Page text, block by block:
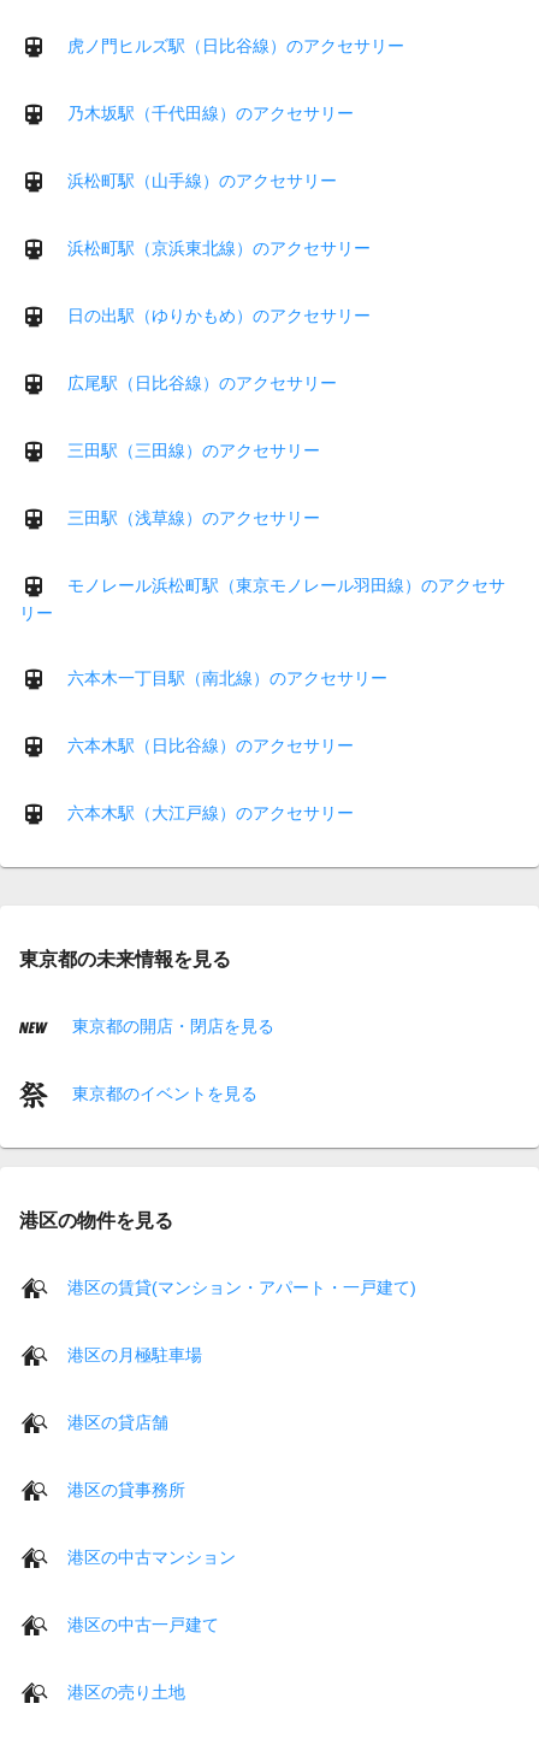
虎ノ門ヒルズ駅（日比谷線）のアクセサリー
乃木坂駅（千代田線）のアクセサリー
浜松町駅（山手線）のアクセサリー
浜松町駅（京浜東北線）のアクセサリー
日の出駅（ゆりかもめ）のアクセサリー
広尾駅（日比谷線）のアクセサリー
三田駅（三田線）のアクセサリー
三田駅（浅草線）のアクセサリー
モノレール浜松町駅（東京モノレール羽田線）のアクセサ
リー
六本木一丁目駅（南北線）のアクセサリー
六本木駅（日比谷線）のアクセサリー
六本木駅（大江戸線）のアクセサリー
東京都の未来情報を見る
東京都の開店・閉店を見る
東京都のイベントを見る
港区の物件を見る
港区の賃貸(マンション・アパート・一戸建て)
港区の月極駐車場
港区の貸店舗
港区の貸事務所
港区の中古マンション
港区の中古一戸建て
港区の売り土地